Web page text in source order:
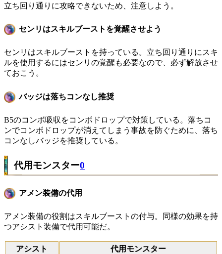
立ち回り通りに攻略できないため、注意しよう。
センリはスキルブーストを覚醒させよう
センリはスキルブーストを持っている。立ち回り通りにスキ
ルを使用するにはセンリの覚醒も必要なので、必ず解放させ
ておこう。
バッジは落ちコンなし推奨
B5のコンボ吸収をコンボドロップで対策している。落ちコ
ンでコンボドロップが消えてしまう事故を防ぐために、落ち
コンなしバッジを推奨している。
代用モンスター0
アメン装備の代用
アメン装備の役割はスキルブーストの付与。同様の効果を持
つアシスト装備で代用可能だ。
アシスト 代用モンスター